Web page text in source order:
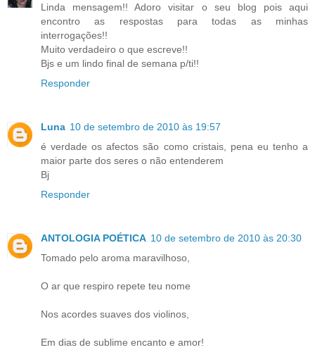
Linda mensagem!! Adoro visitar o seu blog pois aqui
encontro as respostas para todas as minhas
interrogações!!
Muito verdadeiro o que escreve!!
Bjs e um lindo final de semana p/ti!!
Responder
Luna 10 de setembro de 2010 às 19:57
é verdade os afectos são como cristais, pena eu tenho a
maior parte dos seres o não entenderem
Bj
Responder
ANTOLOGIA POÉTICA 10 de setembro de 2010 às 20:30
Tomado pelo aroma maravilhoso,
O ar que respiro repete teu nome
Nos acordes suaves dos violinos,
Em dias de sublime encanto e amor!